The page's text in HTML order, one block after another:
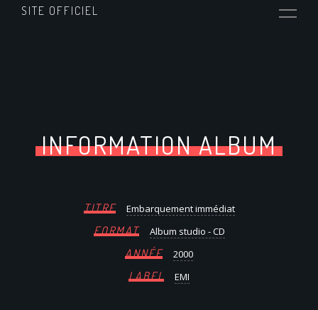
SITE OFFICIEL
INFORMATION ALBUM
TITRE Embarquement immédiat
FORMAT Album studio - CD
ANNÉE 2000
LABEL EMI